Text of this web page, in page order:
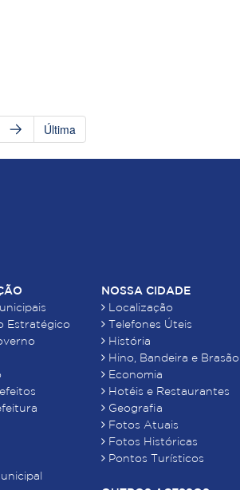
Última
Estratégico
NOSSA CIDADE
Localização
Telefones Úteis
História
Hino, Bandeira e Brasão
Economia
Hotéis e Restaurantes
Geografia
Fotos Atuais
Fotos Históricas
Pontos Turísticos